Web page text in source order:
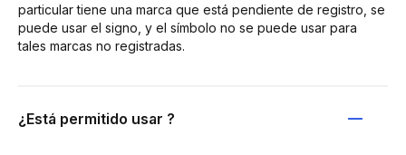
particular tiene una marca que está pendiente de registro, se
puede usar el signo, y el símbolo no se puede usar para
tales marcas no registradas.
¿Está permitido usar ?